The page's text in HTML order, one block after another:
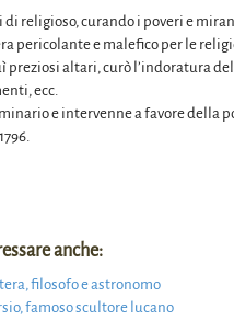
di religioso, curando i poveri e
pericolante e malefico per le
preziosi altari, curò l’indoratura
ecc.
e intervenne a favore della
anche:
filosofo e astronomo
famoso scultore lucano